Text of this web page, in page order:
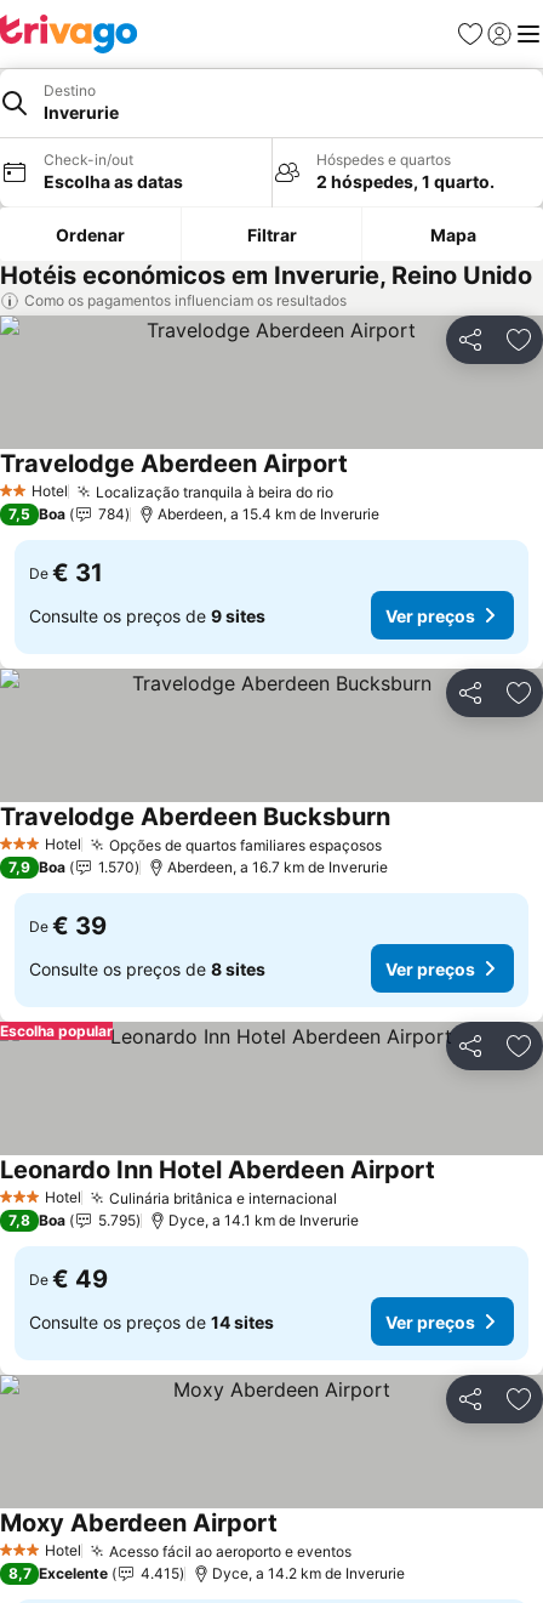
Favoritos
Iniciar
Destino
Inverurie
Check-in/out
Escolha as datas
Hóspedes e quartos
2 hóspedes, 1 quarto.
Ordenar Filtrar Mapa
Hotéis económicos em Inverurie, Reino Unido
Como os pagamentos influenciam os resultados
Partilhar
2 Estrelas
Hotel Localização tranquila à beira do rio
Travelodge Aberdeen Airport
7,5 Boa 784 Aberdeen, a 15.4 km de Inverurie
De € 31
Consulte os preços de 9 sites Ver preços
Partilhar
3 EstrelasHotel Opções de quartos familiares espaçosos
Travelodge Aberdeen Bucksburn
7,9 Boa 1.570 Aberdeen, a 16.7 km de Inverurie
De € 39
Consulte os preços de 8 sites Ver preços
Partilhar
Escolha popular
3 EstrelasHotel Culinária britânica e internacional
Leonardo Inn Hotel Aberdeen Airport
7,8 Boa 5.795 Dyce, a 14.1 km de Inverurie
De € 49
Consulte os preços de 14 sites Ver preços
Partilhar
3 EstrelasHotel Acesso fácil ao aeroporto e eventos
Moxy Aberdeen Airport
8,7 Excelente 4.415 Dyce, a 14.2 km de Inverurie